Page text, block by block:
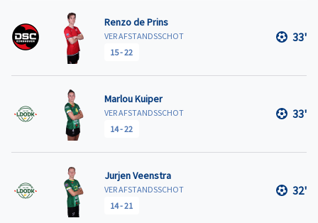
Renzo de Prins
VER AFSTANDSSCHOT
15-22
33'
Marlou Kuiper
VER AFSTANDSSCHOT
14-22
33'
Jurjen Veenstra
VER AFSTANDSSCHOT
14-21
32'